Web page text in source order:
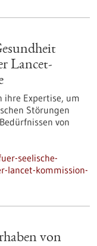
Lancet-
ihre Expertise, um
Störungen
von
seelische-
lancet-kommission-
von